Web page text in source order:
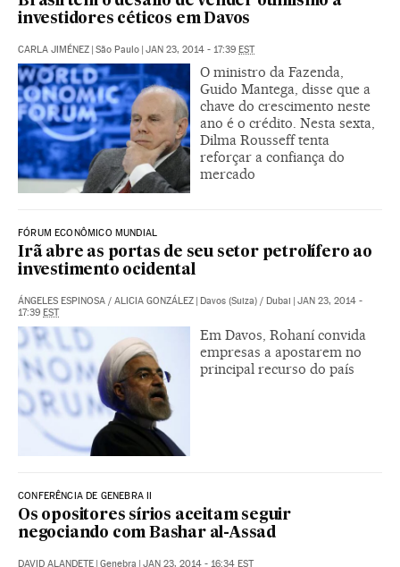
investidores céticos em Davos
CARLA JIMÉNEZ | São Paulo | JAN 23, 2014 - 17:39 EST
O ministro da Fazenda,
Guido Mantega, disse que a
chave do crescimento neste
ano é o crédito. Nesta sexta,
Dilma Rousseff tenta
reforçar a confiança do
mercado
FÓRUM ECONÔMICO MUNDIAL
Irã abre as portas de seu setor petrolífero ao
investimento ocidental
ÁNGELES ESPINOSA / ALICIA GONZÁLEZ | Davos (Suiza) / Dubai | JAN 23, 2014 -
17:39 EST
Em Davos, Rohaní convida
empresas a apostarem no
principal recurso do país
CONFERÊNCIA DE GENEBRA II
Os opositores sírios aceitam seguir
negociando com Bashar al-Assad
DAVID ALANDETE | Genebra | JAN 23, 2014 - 16:34 EST